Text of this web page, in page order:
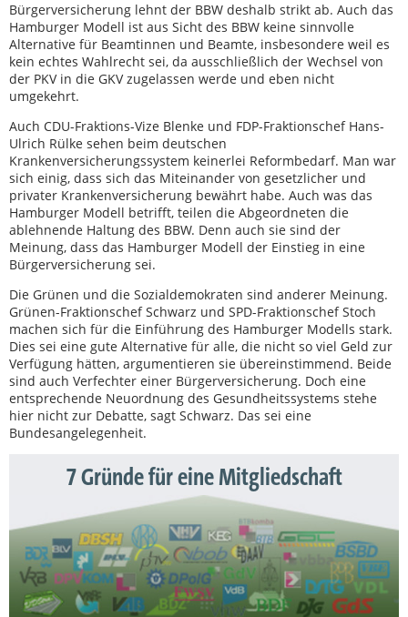
Bürgerversicherung lehnt der BBW deshalb strikt ab. Auch das
Hamburger Modell ist aus Sicht des BBW keine sinnvolle
Alternative für Beamtinnen und Beamte, insbesondere weil es
kein echtes Wahlrecht sei, da ausschließlich der Wechsel von
der PKV in die GKV zugelassen werde und eben nicht
umgekehrt.
Auch CDU-Fraktions-Vize Blenke und FDP-Fraktionschef Hans-
Ulrich Rülke sehen beim deutschen
Krankenversicherungssystem keinerlei Reformbedarf. Man war
sich einig, dass sich das Miteinander von gesetzlicher und
privater Krankenversicherung bewährt habe. Auch was das
Hamburger Modell betrifft, teilen die Abgeordneten die
ablehnende Haltung des BBW. Denn auch sie sind der
Meinung, dass das Hamburger Modell der Einstieg in eine
Bürgerversicherung sei.
Die Grünen und die Sozialdemokraten sind anderer Meinung.
Grünen-Fraktionschef Schwarz und SPD-Fraktionschef Stoch
machen sich für die Einführung des Hamburger Modells stark.
Dies sei eine gute Alternative für alle, die nicht so viel Geld zur
Verfügung hätten, argumentieren sie übereinstimmend. Beide
sind auch Verfechter einer Bürgerversicherung. Doch eine
entsprechende Neuordnung des Gesundheitssystems stehe
hier nicht zur Debatte, sagt Schwarz. Das sei eine
Bundesangelegenheit.
7 Gründe für eine Mitgliedschaft